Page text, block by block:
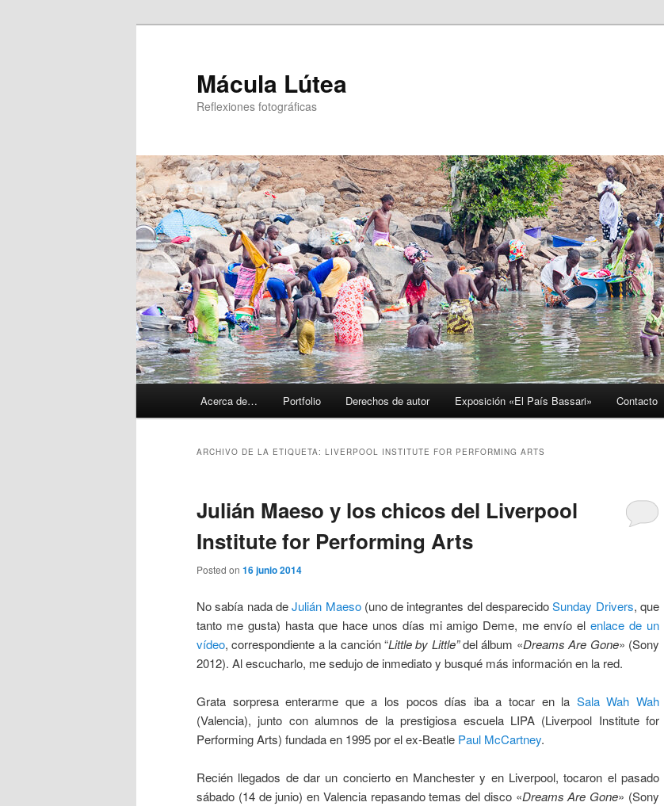
Mácula Lútea
Reflexiones fotográficas
Acerca de… Portfolio Derechos de autor Exposición «El País Bassari» Contacto
ARCHIVO DE LA ETIQUETA: LIVERPOOL INSTITUTE FOR PERFORMING ARTS
Julián Maeso y los chicos del Liverpool
Institute for Performing Arts
Posted on 16 junio 2014
No sabía nada deJulián Maeso(uno de integrantes del desparecidoSunday Drivers, que
tanto me gusta) hasta que hace unos días mi amigo Deme, me envío elenlace de un
vídeo, correspondiente a la canción “Little by Little”del álbum «Dreams Are Gone» (Sony
2012). Al escucharlo, me sedujo de inmediato y busqué más información en la red.
Grata sorpresa enterarme que a los pocos días iba a tocar en la Sala Wah Wah
(Valencia), junto con alumnos de la prestigiosa escuela LIPA (Liverpool Institute for
Performing Arts) fundada en 1995 por el ex-Beatle Paul McCartney.
Recién llegados de dar un concierto en Manchester y en Liverpool, tocaron el pasado
sábado (14 de junio) en Valencia repasando temas del disco «Dreams Are Gone» (Sony